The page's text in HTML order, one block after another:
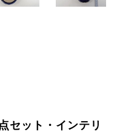
セット・インテリ